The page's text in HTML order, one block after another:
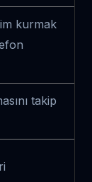
kurmak
takip